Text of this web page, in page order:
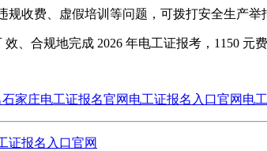
规收费、虚假培训等问题，可拨打安全生产
、合规地完成 2026 年电工证报考，1150
石家庄电工证报名官网 电工证报名入口官网 电
证报名入口官网